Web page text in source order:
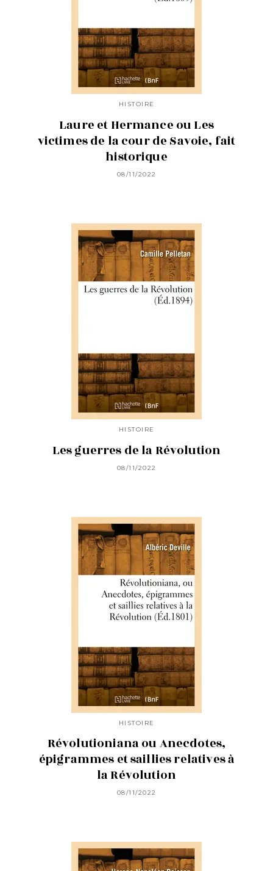
HISTOIRE
Laure et Hermance ou Les
victimes de la cour de Savoie, fait
historique
08/11/2022
HISTOIRE
Les guerres de la Révolution
08/11/2022
HISTOIRE
Révolutioniana ou Anecdotes,
épigrammes et saillies relatives à
la Révolution
08/11/2022